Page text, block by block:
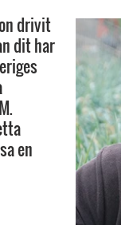
drivit
dit har
en